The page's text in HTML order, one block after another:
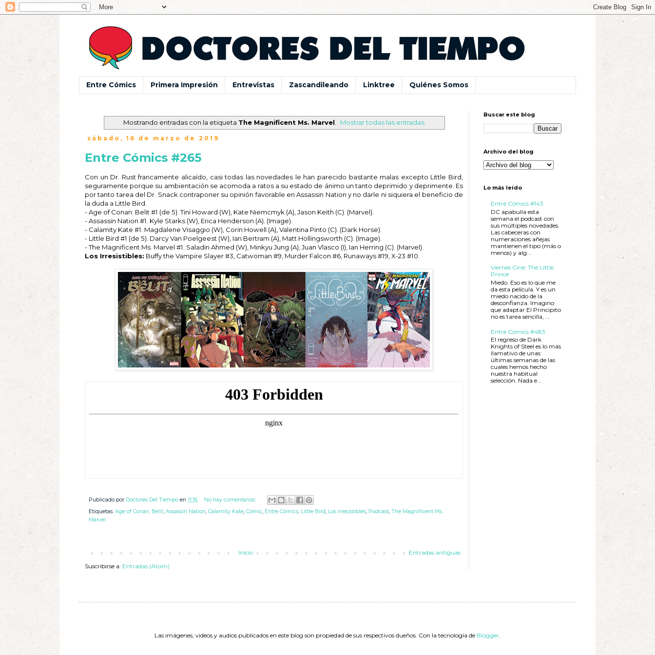
Entre Cómics Primera Impresión Entrevistas Zascandileando Linktree Quiénes Somos
Mostrando entradas con la etiqueta The Magnificent Ms. Marvel Mostrar todas las entradas
sábado, 16 de marzo de 2019
Entre Cómics #265
Con un Dr. Rust francamente alicaído, casi todas las novedades le han parecido bastante malas excepto Little Bird,
seguramente porque su ambientación se acomoda a ratos a su estado de ánimo un tanto deprimido y deprimente. Es
por tanto tarea del Dr. Snack contraponer su opinión favorable en Assassin Nation y no darle ni siquiera el beneficio de
la duda a Little Bird.
- Age of Conan: Belit #1 (de 5). Tini Howard (W), Kate Niemcmyk (A), Jason Keith (C). (Marvel).
- Assassin Nation #1. Kyle Starks (W), Erica Henderson (A). (Image).
- Calamity Kate #1. Magdalene Visaggio (W), Corin Howell (A), Valentina Pinto (C). (Dark Horse).
- Little Bird #1 (de 5). Darcy Van Poelgeest (W), Ian Bertram (A), Matt Hollingsworth (C). (Image).
- The Magnificent Ms. Marvel #1. Saladin Ahmed (W), Minkyu Jung (A), Juan Vlasco (I), Ian Herring (C). (Marvel).
Los Irresistibles: Buffy the Vampire Slayer #3, Catwoman #9, Murder Falcon #6, Runaways #19, X-23 #10.
Publicado por Doctores Del Tiempo en 11:16
No hay comentarios:
Etiquetas: Age of Conan: Belit, Assassin Nation, Calamity Kate, Cómic, Entre Cómics, Little Bird, Los Irresistibles, Podcast, The Magnificent Ms.
Marvel
Entradas antiguas
Inicio
Suscribirse a: Entradas (Atom)
Buscar este blog
Archivo del blog
Lo más leído
Entre Cómics #143
DC apabulla esta
semana el podcast con
sus múltiples novedades.
Las cabeceras con
numeraciones añejas
mantienen el tipo (más o
menos) y alg...
Viernes Cine: The Little
Prince
Miedo. Eso es lo que me
da esta película. Y es un
miedo nacido de la
desconfianza. Imagino
que adaptar El Principito
no es tarea sencilla, ...
Entre Cómics #483
El regreso de Dark
Knights of Steel es lo más
llamativo de unas
últimas semanas de las
cuales hemos hecho
nuestra habitual
selección. Nada e...
Las imágenes, videos y audios publicados en este blog son propiedad de sus respectivos dueños. Con la tecnología de Blogger.